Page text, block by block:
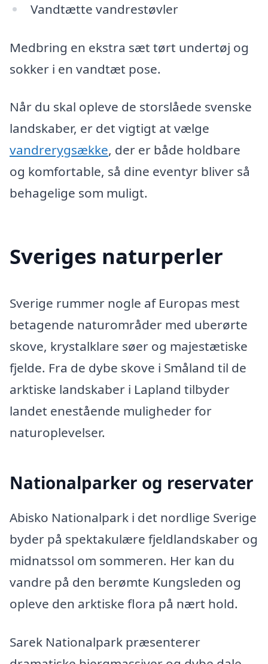
Vandtætte vandrestøvler
Medbring en ekstra sæt tørt undertøj og
sokker i en vandtæt pose.
Når du skal opleve de storslåede svenske
landskaber, er det vigtigt at vælge
vandrerygsække, der er både holdbare
og komfortable, så dine eventyr bliver så
behagelige som muligt.
Sveriges naturperler
Sverige rummer nogle af Europas mest
betagende naturområder med uberørte
skove, krystalklare søer og majestætiske
fjelde. Fra de dybe skove i Småland til de
arktiske landskaber i Lapland tilbyder
landet enestående muligheder for
naturoplevelser.
Nationalparker og reservater
Abisko Nationalpark i det nordlige Sverige
byder på spektakulære fjeldlandskaber og
midnatssol om sommeren. Her kan du
vandre på den berømte Kungsleden og
opleve den arktiske flora på nært hold.
Sarek Nationalpark præsenterer